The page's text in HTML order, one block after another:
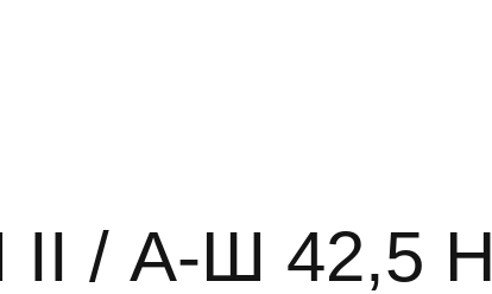
II / А-Ш 42,5 Н